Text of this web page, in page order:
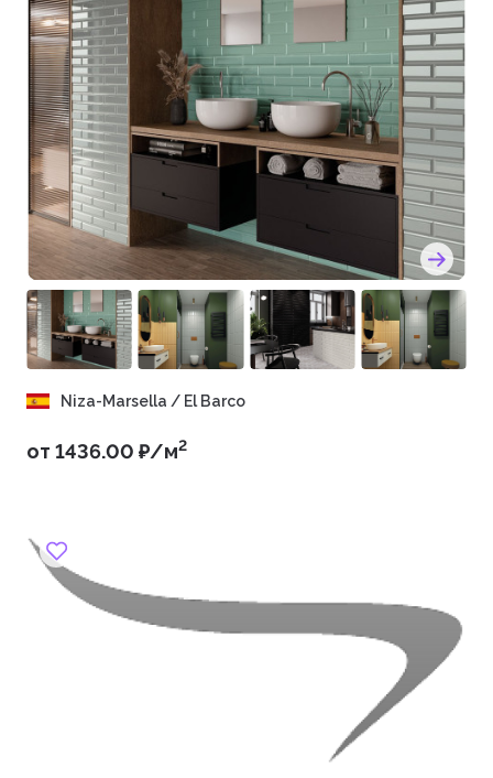
Niza-Marsella / El Barco
от 1436.00 ₽/м2